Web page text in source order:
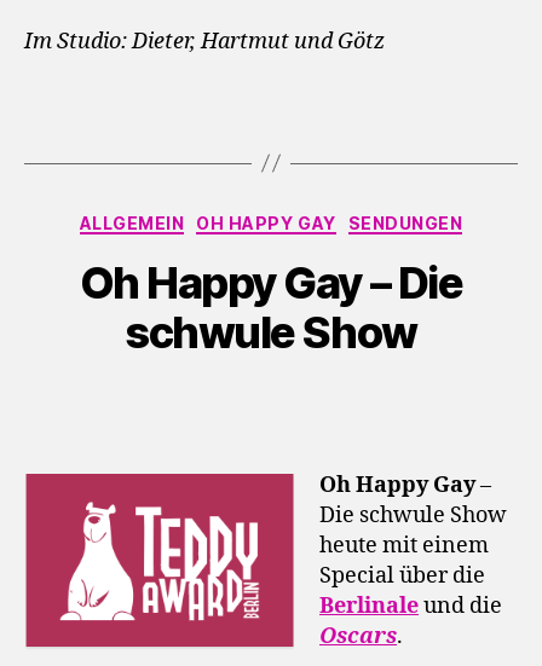
Im Studio: Dieter, Hartmut und Götz
Kategorien
ALLGEMEIN OH HAPPY GAY SENDUNGEN
Oh Happy Gay – Die
schwule Show
Oh Happy Gay–
Die schwule Show
heute mit einem
Special über die
Berlinaleund die
Oscars.